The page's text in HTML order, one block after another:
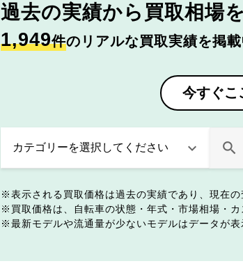
過去の実績から 買取相場
1,949件のリアルな買取実績を掲載
今すぐこ
表示される買取価格は過去の実績であり、現在
買取価格は、自転車の状態・年式・市場相場・
最新モデルや流通量が少ないモデルはデータが表